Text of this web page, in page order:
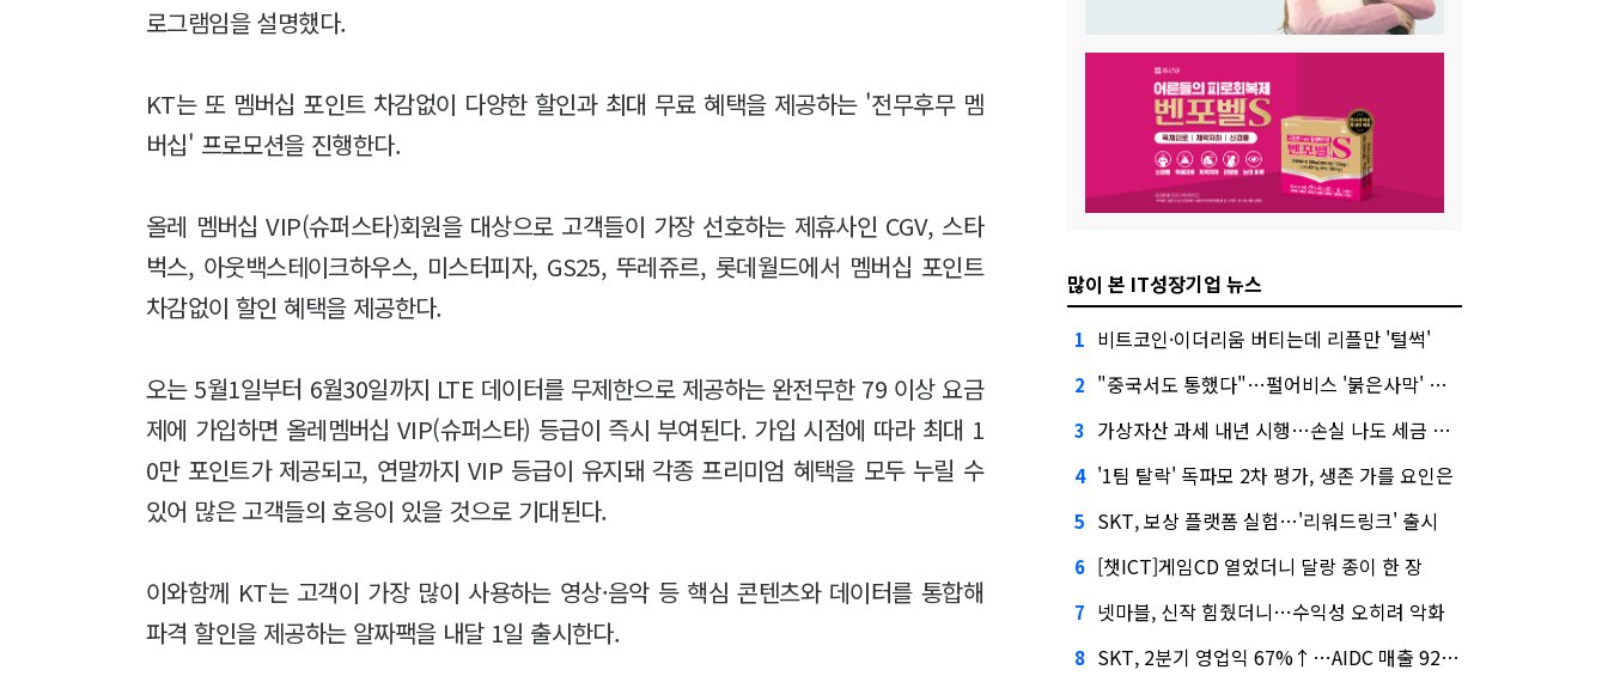
로그램임을 설명했다.
KT는 또 멤버십 포인트 차감없이 다양한 할인과 최대 무료 혜택을 제공하는 '전무후무 멤
버십' 프로모션을 진행한다.
올레 멤버십 VIP(슈퍼스타)회원을 대상으로 고객들이 가장 선호하는 제휴사인 CGV, 스타
벅스, 아웃백스테이크하우스, 미스터피자, GS25, 뚜레쥬르, 롯데월드에서 멤버십 포인트
차감없이 할인 혜택을 제공한다.
오는 5월1일부터 6월30일까지 LTE 데이터를 무제한으로 제공하는 완전무한 79 이상 요금
제에 가입하면 올레멤버십 VIP(슈퍼스타) 등급이 즉시 부여된다. 가입 시점에 따라 최대 1
0만 포인트가 제공되고, 연말까지 VIP 등급이 유지돼 각종 프리미엄 혜택을 모두 누릴 수
있어 많은 고객들의 호응이 있을 것으로 기대된다.
이와함께 KT는 고객이 가장 많이 사용하는 영상·음악 등 핵심 콘텐츠와 데이터를 통합해
파격 할인을 제공하는 알짜팩을 내달 1일 출시한다.
많이 본 IT성장기업 뉴스
1 비트코인·이더리움 버티는데 리플만 '털썩'
2 "중국서도 통했다"…펄어비스 '붉은사막' 최고 게임상
3 가상자산 과세 내년 시행…손실 나도 세금 낸다고?
4 '1팀 탈락' 독파모 2차 평가, 생존 가를 요인은
5 SKT, 보상 플랫폼 실험…'리워드링크' 출시
6 [챗ICT]게임CD 열었더니 달랑 종이 한 장
7 넷마블, 신작 힘줬더니…수익성 오히려 악화
8 SKT, 2분기 영업익 67%↑…AIDC 매출 92% 급증